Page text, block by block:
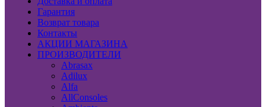
Гарантия
Возврат товара
Контакты
АКЦИИ МАГАЗИНА
ПРОИЗВОДИТЕЛИ
Abrasax
Adilux
Alfa
AllConsoles